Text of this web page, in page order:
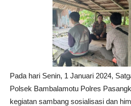
Pada hari Senin, 1 Januari 2024,
Polsek Bambalamotu Polres
kegiatan sambang sosialisasi dan